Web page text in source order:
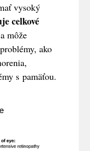
vysoký
celkové
a môže
ako
s pamäťou.